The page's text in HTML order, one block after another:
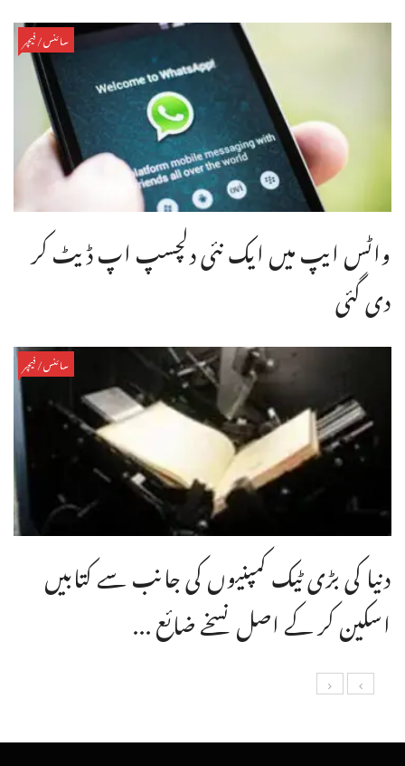
سائنس/فیچر
واٹس ایپ میں ایک نئی دلچسپ اپ ڈیٹ کر
دی گئی
سائنس/فیچر
دنیا کی بڑی ٹیک کمپنیوں کی جانب سے کتابیں
اسکین کر کے اصل نسخے ضائع ...